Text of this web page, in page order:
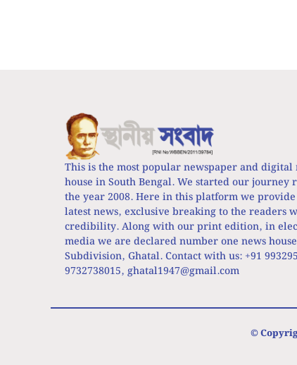
This is the most popular newspaper and digital
house in South Bengal. We started our journey
the year 2008. Here in this platform we
latest news, exclusive breaking to the readers
credibility. Along with our print edition, in
media we are declared number one news
Subdivision, Ghatal. Contact with us: +91
9732738015, ghatal1947@gmail.com
©